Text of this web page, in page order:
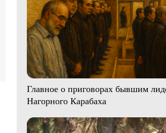
Главное о приговорах бывшим
Нагорного Карабаха